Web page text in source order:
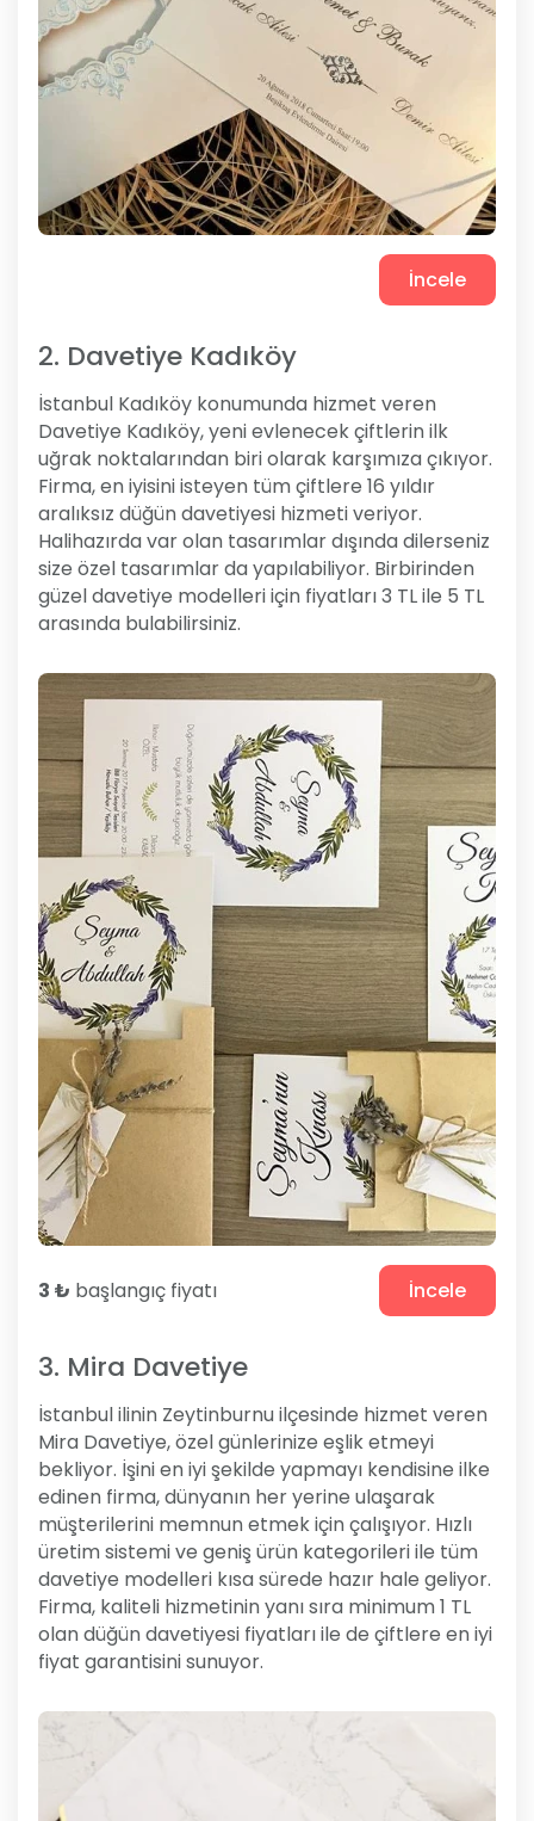
İncele
2. Davetiye Kadıköy
İstanbul Kadıköy konumunda hizmet veren
Davetiye Kadıköy, yeni evlenecek çiftlerin ilk
uğrak noktalarından biri olarak karşımıza çıkıyor.
Firma, en iyisini isteyen tüm çiftlere 16 yıldır
aralıksız düğün davetiyesi hizmeti veriyor.
Halihazırda var olan tasarımlar dışında dilerseniz
size özel tasarımlar da yapılabiliyor. Birbirinden
güzel davetiye modelleri için fiyatları 3 TL ile 5 TL
arasında bulabilirsiniz.
3 ₺ başlangıç fiyatı İncele
3. Mira Davetiye
İstanbul ilinin Zeytinburnu ilçesinde hizmet veren
Mira Davetiye, özel günlerinize eşlik etmeyi
bekliyor. İşini en iyi şekilde yapmayı kendisine ilke
edinen firma, dünyanın her yerine ulaşarak
müşterilerini memnun etmek için çalışıyor. Hızlı
üretim sistemi ve geniş ürün kategorileri ile tüm
davetiye modelleri kısa sürede hazır hale geliyor.
Firma, kaliteli hizmetinin yanı sıra minimum 1 TL
olan düğün davetiyesi fiyatları ile de çiftlere en iyi
fiyat garantisini sunuyor.